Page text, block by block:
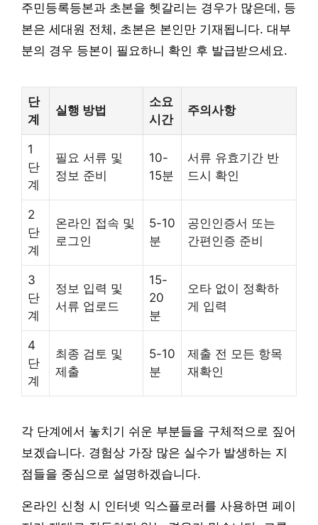
주민등록등본과 초본을 헷갈리는 경우가 많은데, 등
본은 세대원 전체, 초본은 본인만 기재됩니다. 대부
분의 경우 등본이 필요하니 확인 후 발급받으세요.
단
계
실행 방법
소요
시간
주의사항
1
단
계
필요 서류 및
정보 준비
10-
15분
서류 유효기간 반
드시 확인
2
단
계
온라인 접속 및
로그인
5-10
분
공인인증서 또는
간편인증 준비
3
단
계
정보 입력 및
서류 업로드
15-
20
분
오타 없이 정확하
게 입력
4
단
계
최종 검토 및
제출
5-10
분
제출 전 모든 항목
재확인
각 단계에서 놓치기 쉬운 부분들을 구체적으로 짚어
보겠습니다. 경험상 가장 많은 실수가 발생하는 지
점들을 중심으로 설명하겠습니다.
온라인 신청 시 인터넷 익스플로러를 사용하면 페이